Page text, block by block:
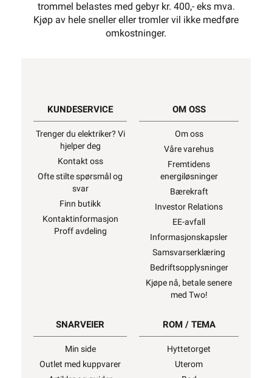
trommel belastes med gebyr kr. 400,- eks mva.
Kjøp av hele sneller eller tromler vil ikke medføre
omkostninger.
KUNDESERVICE
Trenger du elektriker? Vi
hjelper deg
Kontakt oss
Ofte stilte spørsmål og
svar
Finn butikk
Kontaktinformasjon
Proff avdeling
OM OSS
Om oss
Våre varehus
Fremtidens
energiløsninger
Bærekraft
Investor Relations
EE-avfall
Informasjonskapsler
Samsvarserklæring
Bedriftsopplysninger
Kjøpe nå, betale senere
med Two!
SNARVEIER
Min side
Outlet med kuppvarer
ROM / TEMA
Hyttetorget
Uterom